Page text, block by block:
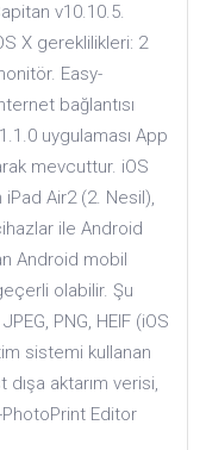
v10.10.5.
X gereklilikleri: 2
Easy-
bağlantısı
uygulaması App
mevcuttur. iOS
Air2 (2. Nesil),
ile Android
Android mobil
olabilir. Şu
PNG, HEIF (iOS
sistemi kullanan
dışa aktarım verisi,
PhotoPrint Editor